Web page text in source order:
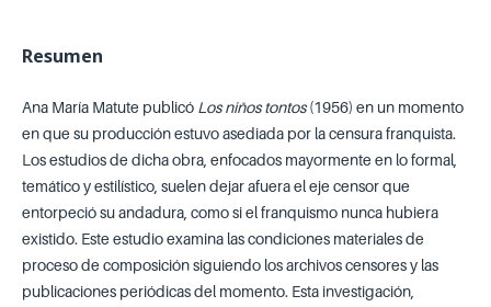
Resumen
Ana María Matute publicó Los niños tontos(1956) en un momento
en que su producción estuvo asediada por la censura franquista.
Los estudios de dicha obra, enfocados mayormente en lo formal,
temático y estilístico, suelen dejar afuera el eje censor que
entorpeció su andadura, como si el franquismo nunca hubiera
existido. Este estudio examina las condiciones materiales de
proceso de composición siguiendo los archivos censores y las
publicaciones periódicas del momento. Esta investigación,